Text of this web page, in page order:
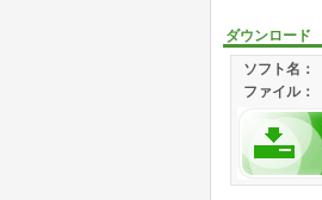
ダウンロード
ソフト名：
ファイル：